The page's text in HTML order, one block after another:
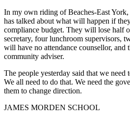
In my own riding of Beaches-East
has talked about what will happen if
compliance budget. They will lose half
secretary, four lunchroom supervisors,
will have no attendance counsellor, and
community adviser.
The people yesterday said that we need
We all need to do that. We need the
them to change direction.
JAMES MORDEN SCHOOL